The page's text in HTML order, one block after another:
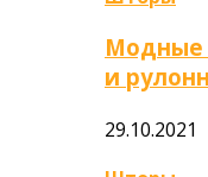
Модные
и
29.10.2021